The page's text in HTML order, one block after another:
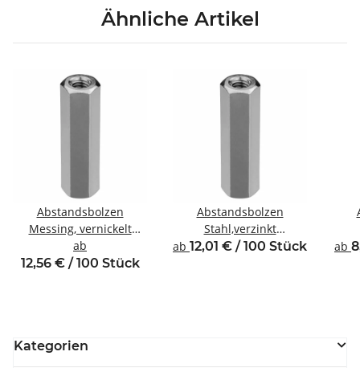
Ähnliche Artikel
Abstandsbolzen
Messing, vernickelt
Innen/Innengewinde M4
SW7
ab
12,56 € / 100 Stück
Abstandsbolzen
Stahl,verzinkt
Innen/Innengewinde M4
ab 12,01 € / 100 Stück ab
Kategorien